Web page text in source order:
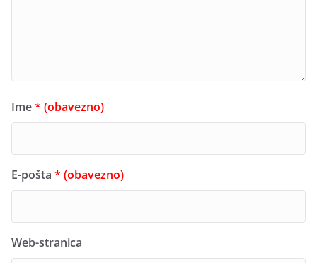
Ime* (obavezno)
E-pošta * (obavezno)
Web-stranica